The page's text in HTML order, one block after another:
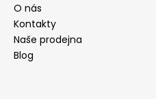
O nás
Kontakty
Naše prodejna
Blog